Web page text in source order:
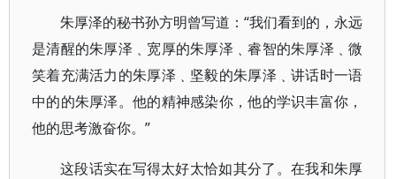
朱厚泽的秘书孙方明曾写道：“我们看到的，永远
是清醒的朱厚泽﹑宽厚的朱厚泽﹑睿智的朱厚泽﹑微
笑着充满活力的朱厚泽﹑坚毅的朱厚泽﹑讲话时一语
中的的朱厚泽。他的精神感染你，他的学识丰富你，
他的思考激奋你。”
这段话实在写得太好太恰如其分了。在我和朱厚